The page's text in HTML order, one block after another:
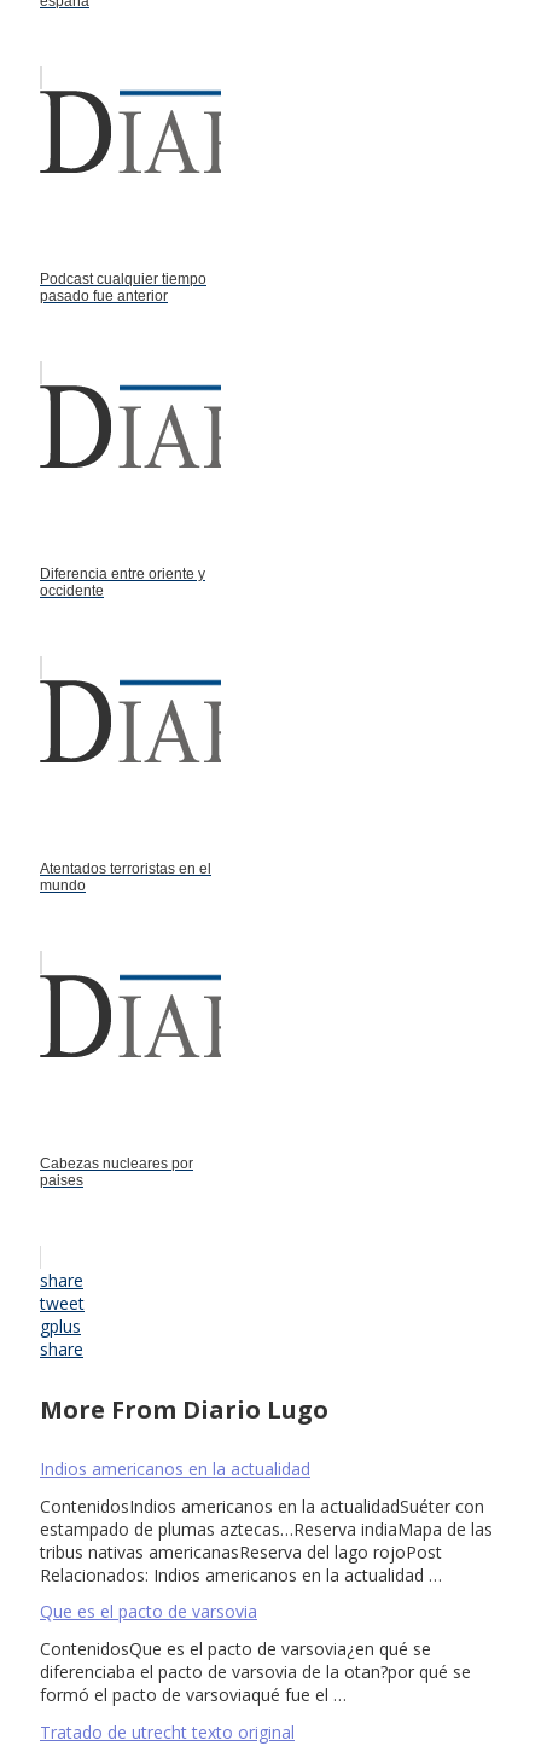
Podcast cualquier tiempo
pasado fue anterior
Diferencia entre oriente y
occidente
Atentados terroristas en el
mundo
Cabezas nucleares por
paises
share
tweet
gplus
share
More From Diario Lugo
Indios americanos en la actualidad
ContenidosIndios americanos en la actualidadSuéter con
estampado de plumas aztecas…Reserva indiaMapa de las
tribus nativas americanasReserva del lago rojoPost
Relacionados: Indios americanos en la actualidad …
Que es el pacto de varsovia
ContenidosQue es el pacto de varsovia¿en qué se
diferenciaba el pacto de varsovia de la otan?por qué se
formó el pacto de varsoviaqué fue el …
Tratado de utrecht texto original